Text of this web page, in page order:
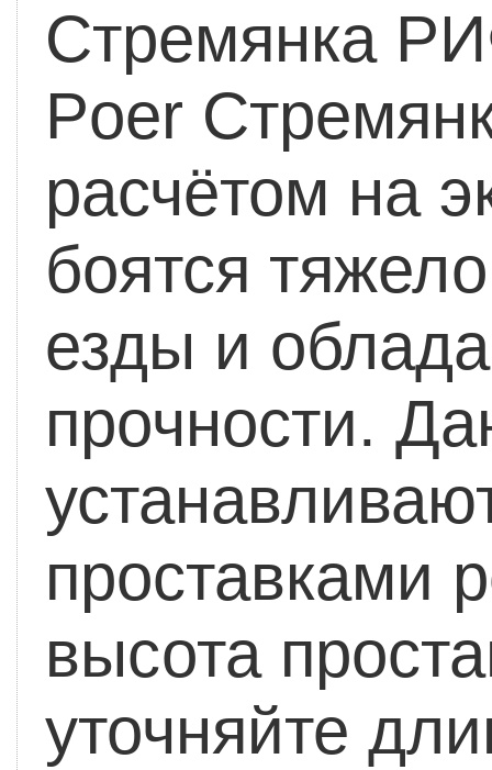
Стремянка
Poer
расчётом на
боятся
езды и
прочности.
проставками
высота
уточняйте